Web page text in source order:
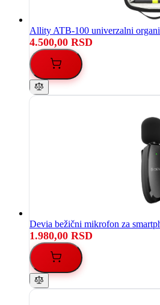
Allity ATB-100 univerzalni
4.500,00 RSD
Devia bežični mikrofon za
1.980,00 RSD